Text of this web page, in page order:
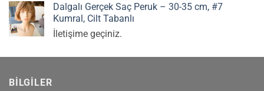
Dalgalı Gerçek Saç Peruk – 30-35 cm, #7
Kumral, Cilt Tabanlı
İletişime geçiniz.
BILGILER